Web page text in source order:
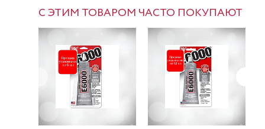
С ЭТИМ ТОВАРОМ ЧАСТО ПОКУПАЮТ